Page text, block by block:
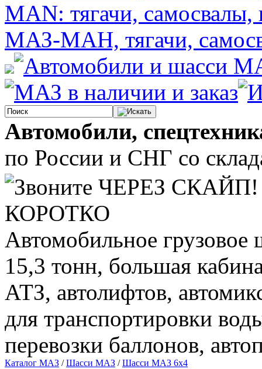
MAN: тягачи, самосвалы,
МАЗ-МАН, тягачи,
Автомобили,
по России и СНГ со
КОРОТКО
Автомобильное
15,3 тонн, большая
АТЗ, автолифтов,
для транспортировки
перевозки баллонов,
Каталог MAЗ /Шасси МАЗ /Шасси МАЗ 6х4